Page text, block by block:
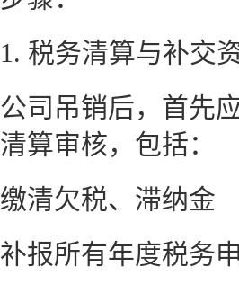
1. 税务清算与补交
公司吊销后，首先
清算审核，包括：
缴清欠税、滞纳金
补报所有年度税务